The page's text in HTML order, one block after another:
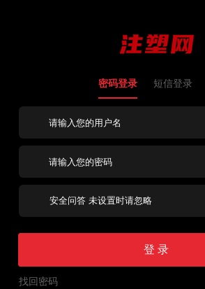
密码登录 短信登录
登 录
找回密码